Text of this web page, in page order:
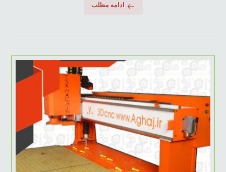
ادامه مطلب